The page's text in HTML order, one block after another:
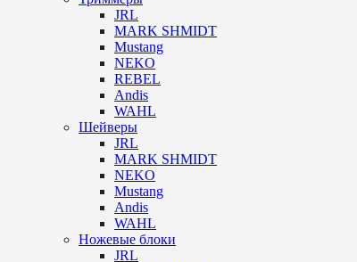
JRL
MARK SHMIDT
Mustang
NEKO
REBEL
Andis
WAHL
Шейверы
JRL
MARK SHMIDT
NEKO
Mustang
Andis
WAHL
Ножевые блоки
JRL